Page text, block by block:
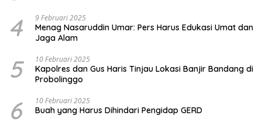
4 9 Februari 2025
Menag Nasaruddin Umar: Pers Harus Edukasi Umat dan
Jaga Alam
5 10 Februari 2025
Kapolres dan Gus Haris Tinjau Lokasi Banjir Bandang di
Probolinggo
6 10 Februari 2025
Buah yang Harus Dihindari Pengidap GERD